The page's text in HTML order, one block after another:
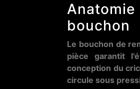
bouchon
Le bouchon de
pièce garantit
conception du
circule sous